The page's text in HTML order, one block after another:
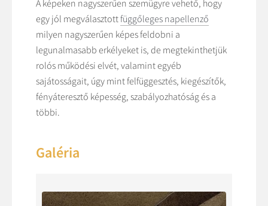
A képeken nagyszerűen szemügyre vehető, hogy
egy jól megválasztottfüggőleges napellenző
milyen nagyszerűen képes feldobni a
legunalmasabb erkélyeket is, de megtekinthetjük
rolós működési elvét, valamint egyéb
sajátosságait, úgy mint felfüggesztés, kiegészítők,
fényáteresztő képesség, szabályozhatóság és a
többi.
Galéria